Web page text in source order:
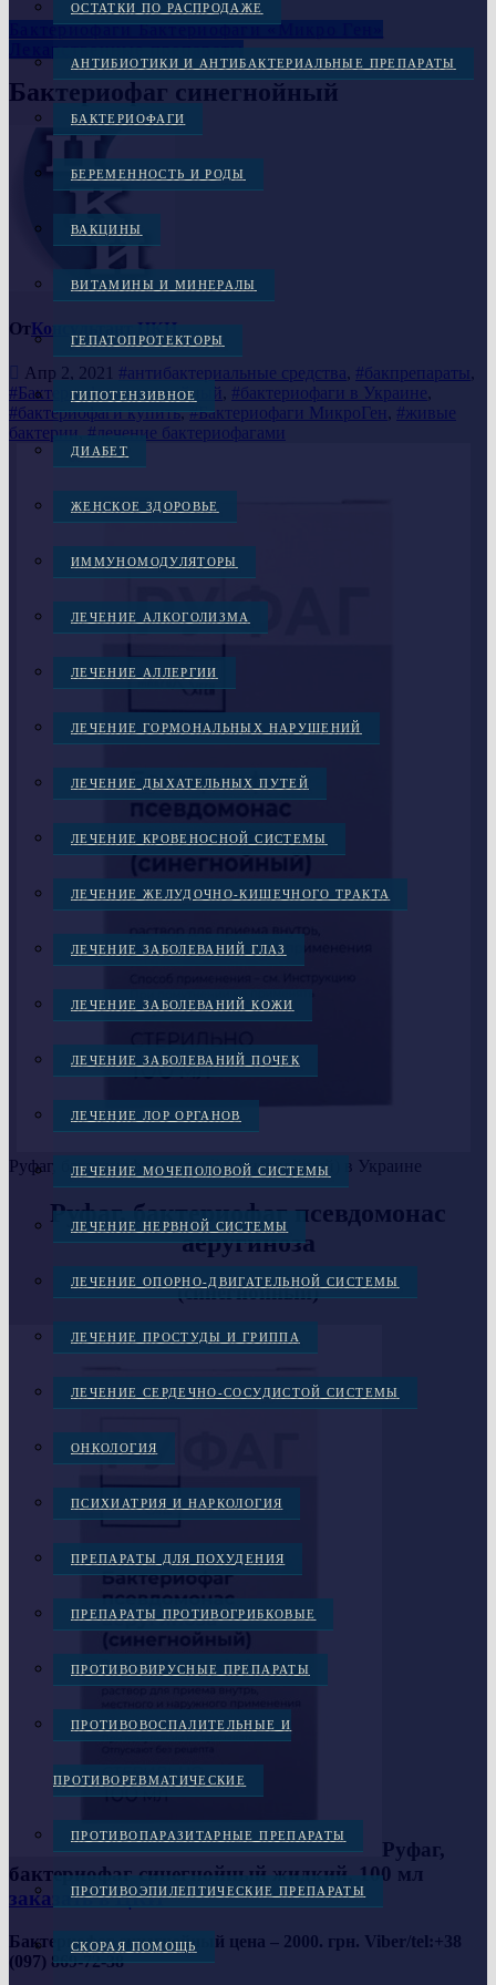
ОСТАТКИ ПО РАСПРОДАЖЕ
АНТИБИОТИКИ И АНТИБАКТЕРИАЛЬНЫЕ ПРЕПАРАТЫ
БАКТЕРИОФАГИ
БЕРЕМЕННОСТЬ И РОДЫ
ВАКЦИНЫ
ВИТАМИНЫ И МИНЕРАЛЫ
ГЕПАТОПРОТЕКТОРЫ
ГИПОТЕНЗИВНОЕ
ДИАБЕТ
ЖЕНСКОЕ ЗДОРОВЬЕ
ИММУНОМОДУЛЯТОРЫ
ЛЕЧЕНИЕ АЛКОГОЛИЗМА
ЛЕЧЕНИЕ АЛЛЕРГИИ
ЛЕЧЕНИЕ ГОРМОНАЛЬНЫХ НАРУШЕНИЙ
ЛЕЧЕНИЕ ДЫХАТЕЛЬНЫХ ПУТЕЙ
ЛЕЧЕНИЕ КРОВЕНОСНОЙ СИСТЕМЫ
ЛЕЧЕНИЕ ЖЕЛУДОЧНО-КИШЕЧНОГО ТРАКТА
ЛЕЧЕНИЕ ЗАБОЛЕВАНИЙ ГЛАЗ
ЛЕЧЕНИЕ ЗАБОЛЕВАНИЙ КОЖИ
ЛЕЧЕНИЕ ЗАБОЛЕВАНИЙ ПОЧЕК
ЛЕЧЕНИЕ ЛОР ОРГАНОВ
ЛЕЧЕНИЕ МОЧЕПОЛОВОЙ СИСТЕМЫ
ЛЕЧЕНИЕ НЕРВНОЙ СИСТЕМЫ
ЛЕЧЕНИЕ ОПОРНО-ДВИГАТЕЛЬНОЙ СИСТЕМЫ
ЛЕЧЕНИЕ ПРОСТУДЫ И ГРИППА
ЛЕЧЕНИЕ СЕРДЕЧНО-СОСУДИСТОЙ СИСТЕМЫ
ОНКОЛОГИЯ
ПСИХИАТРИЯ И НАРКОЛОГИЯ
ПРЕПАРАТЫ ДЛЯ ПОХУДЕНИЯ
ПРЕПАРАТЫ ПРОТИВОГРИБКОВЫЕ
ПРОТИВОВИРУСНЫЕ ПРЕПАРАТЫ
ПРОТИВОВОСПАЛИТЕЛЬНЫЕ И
ПРОТИВОРЕВМАТИЧЕСКИЕ
ПРОТИВОПАРАЗИТАРНЫЕ ПРЕПАРАТЫ
ПРОТИВОЭПИЛЕПТИЧЕСКИЕ ПРЕПАРАТЫ
СКОРАЯ ПОМОЩЬ
БактериофагиБактериофаги «Микро Ген»
Лекарственные препараты
Бактериофаг синегнойный
ОтКонсультант ЦКИ
Апр 2, 2021 #антибактериальные средства, #бакпрепараты,
#Бактериофаг синегнойный, #бактериофаги в Украине,
#бактериофаги купить,#Бактериофаги МикроГен, #живые
бактерии #лечение бактериофагами
Руфаг, бактериофаг жидкий (синегнойный) в Украине
Руфаг, бактериофаг псевдомонас
аеругиноза
(синегнойный)
Руфаг,
бактериофаг синегнойный жидкий, 100 мл
заказать в ЦКИ
Бактериофаг синегнойный цена – 2000. грн. Viber/tel:+38
(097) 869-72-38